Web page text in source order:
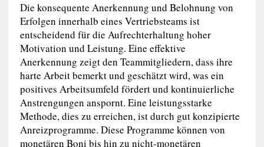
Die konsequente Anerkennung und Belohnung von
Erfolgen innerhalb eines Vertriebsteams ist
entscheidend für die Aufrechterhaltung hoher
Motivation und Leistung. Eine effektive
Anerkennung zeigt den Teammitgliedern, dass ihre
harte Arbeit bemerkt und geschätzt wird, was ein
positives Arbeitsumfeld fördert und kontinuierliche
Anstrengungen anspornt. Eine leistungsstarke
Methode, dies zu erreichen, ist durch gut konzipierte
Anreizprogramme. Diese Programme können von
monetären Boni bis hin zu nicht-monetären